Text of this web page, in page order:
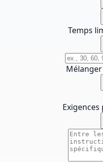
Temps